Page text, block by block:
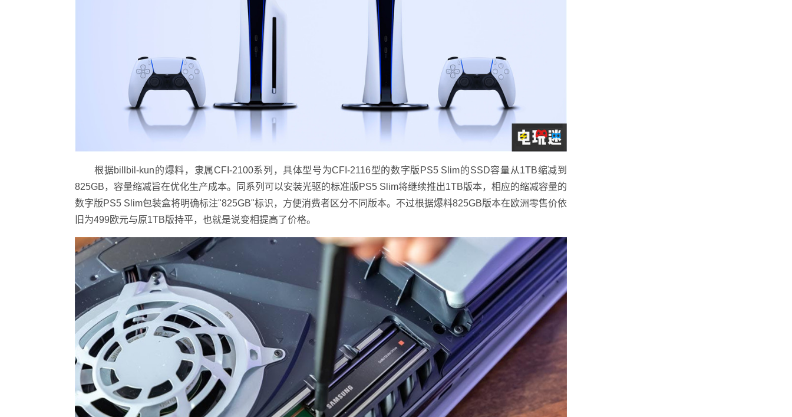
根据billbil-kun的爆料，隶属CFI-2100系列，具体型号为CFI-2116型的数字版PS5 Slim的SSD容量从1TB缩减到
825GB，容量缩减旨在优化生产成本。同系列可以安装光驱的标准版PS5 Slim将继续推出1TB版本，相应的缩减容量的
数字版PS5 Slim包装盒将明确标注"825GB"标识，方便消费者区分不同版本。不过根据爆料825GB版本在欧洲零售价依
旧为499欧元与原1TB版持平，也就是说变相提高了价格。